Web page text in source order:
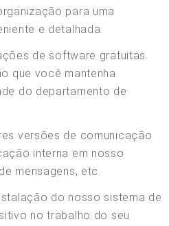
para uma
e detalhada.
de software gratuitas.
que você mantenha
do departamento de
versões de comunicação
interna em nosso
mensagens, etc.
do nosso sistema de
no trabalho do seu